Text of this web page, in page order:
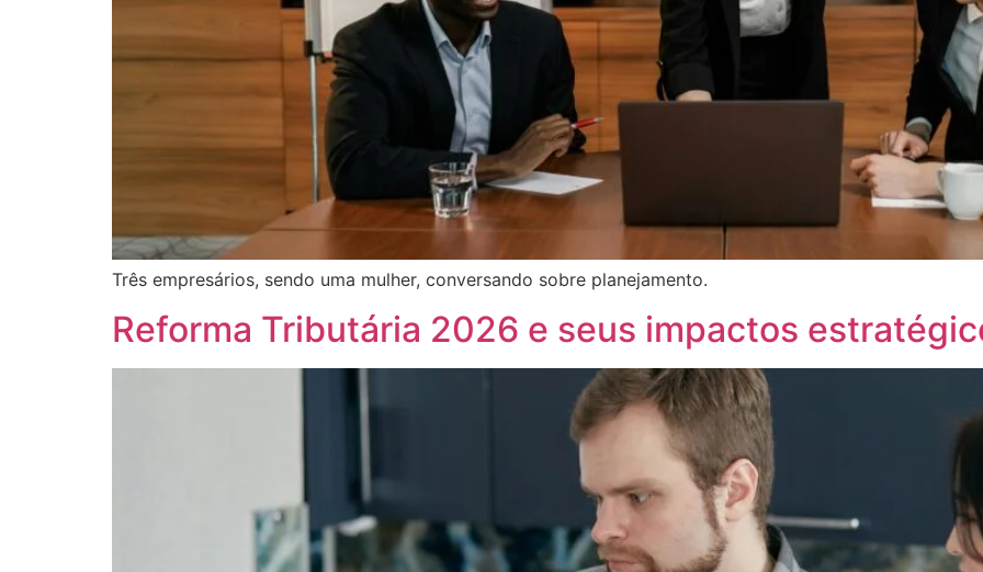
Três empresários, sendo uma mulher, conversando sobre planejamento.
Reforma Tributária 2026 e seus impactos